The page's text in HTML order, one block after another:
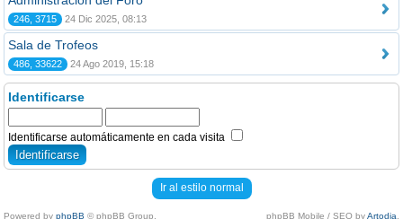
246, 3715 24 Dic 2025, 08:13
Sala de Trofeos
486, 33622 24 Ago 2019, 15:18
Identificarse
Identificarse automáticamente en cada visita
Ir al estilo normal
Powered by phpBB © phpBB Group. phpBB Mobile / SEO byArtodia